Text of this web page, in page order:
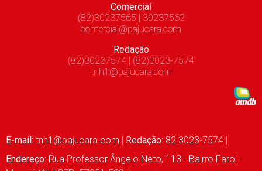
Comercial
(82)30237565 | 30237562
comercial@pajucara.com
Redação
(82)30237574 | (82)3023-7574
tnh1@pajucara.com
E-mail: tnh1@pajucara.com Redação: 82 3023-7574 |
Endereço: Rua Professor Ângelo Neto, 113 - Bairro Farol -